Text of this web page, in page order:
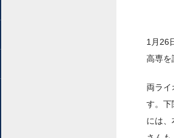
1月26
高専を
両ラ
す。下
には